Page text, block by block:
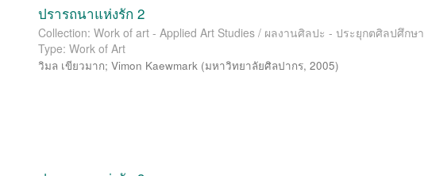
ปรารถนาแห่งรัก 2
Collection: Work of art - Applied Art Studies / ผลงานศิลปะ - ประยุกตศิลปศึกษา
Type: Work of Art
วิมล เขียวมาก;Vimon Kaewmark (มหาวิทยาลัยศิลปากร,2005)